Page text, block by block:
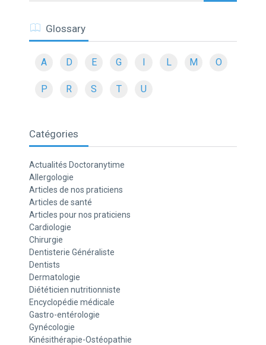
Glossary
A D E G L M O
P R S T U
Catégories
Actualités Doctoranytime
Allergologie
Articles de nos praticiens
Articles de santé
Articles pour nos praticiens
Cardiologie
Chirurgie
Dentisterie Généraliste
Dentists
Dermatologie
Diététicien nutritionniste
Encyclopédie médicale
Gastro-entérologie
Gynécologie
Kinésithérapie-Ostéopathie